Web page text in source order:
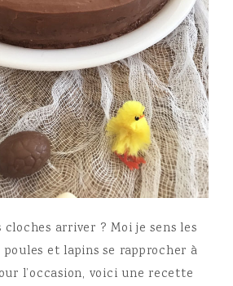
cloches arriver ? Moi je sens les
et lapins se rapprocher à
l’occasion, voici une recette